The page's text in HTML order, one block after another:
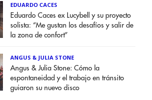
EDUARDO CACES
Eduardo Caces ex Lucybell y su proyecto
solista: “Me gustan los desafíos y salir de
la zona de confort”
ANGUS & JULIA STONE
Angus & Julia Stone: Cómo la
espontaneidad y el trabajo en tránsito
guiaron su nuevo disco